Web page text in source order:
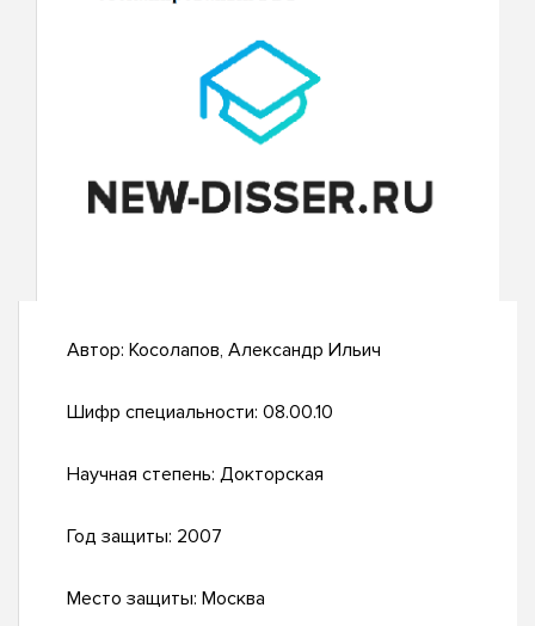
Автор: Косолапов, Александр Ильич
Шифр специальности: 08.00.10
Научная степень: Докторская
Год защиты: 2007
Место защиты: Москва